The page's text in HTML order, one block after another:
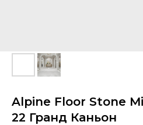
Alpine Floor Stone
22 Гранд Каньон